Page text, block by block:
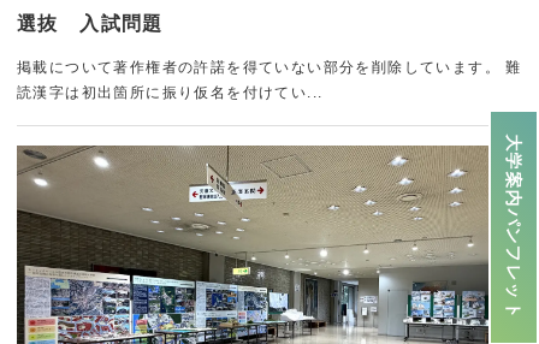
選抜 入試問題
掲載について著作権者の許諾を得ていない部分を削除しています。 難
読漢字は初出箇所に振り仮名を付けてい...
大学案内パンフレット